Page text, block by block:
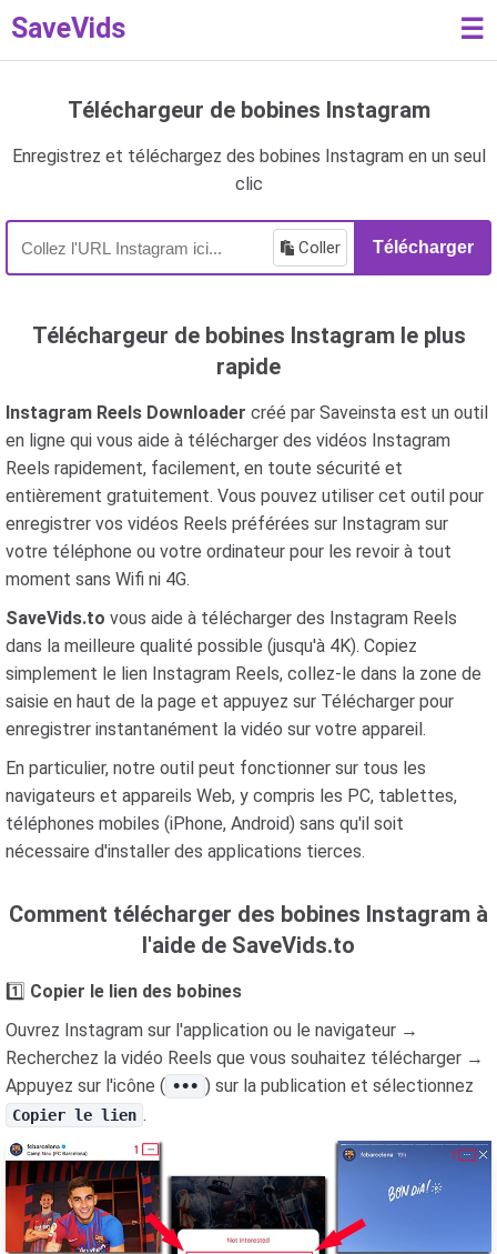
SaveVids ☰
Téléchargeur de bobines Instagram
Enregistrez et téléchargez des bobines Instagram en un seul
clic
Coller Télécharger
Téléchargeur de bobines Instagram le plus
rapide
Instagram Reels Downloader créé par Saveinsta est un outil
en ligne qui vous aide à télécharger des vidéos Instagram
Reels rapidement, facilement, en toute sécurité et
entièrement gratuitement. Vous pouvez utiliser cet outil pour
enregistrer vos vidéos Reels préférées sur Instagram sur
votre téléphone ou votre ordinateur pour les revoir à tout
moment sans Wifi ni 4G.
SaveVids.to vous aide à télécharger des Instagram Reels
dans la meilleure qualité possible (jusqu'à 4K). Copiez
simplement le lien Instagram Reels, collez-le dans la zone de
saisie en haut de la page et appuyez sur Télécharger pour
enregistrer instantanément la vidéo sur votre appareil.
En particulier, notre outil peut fonctionner sur tous les
navigateurs et appareils Web, y compris les PC, tablettes,
téléphones mobiles (iPhone, Android) sans qu'il soit
nécessaire d'installer des applications tierces.
Comment télécharger des bobines Instagram à
l'aide de SaveVids.to
1️⃣ Copier le lien des bobines
Ouvrez Instagram sur l'application ou le navigateur →
Recherchez la vidéo Reels que vous souhaitez télécharger →
Appuyez sur l'icône ( ••• ) sur la publication et sélectionnez
Copier le lien .